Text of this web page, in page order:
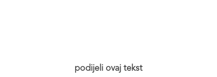
podijeli ovaj tekst